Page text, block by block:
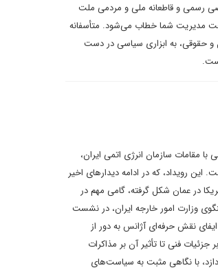
رسمی و قاطعانه ملی و مردمی ملت
تحت مدیریت شما خطاب می‌شود. متأسفانه
حقوقی، به ابزاری سیاسی در دست
مقامات سازمان انرژی اتمی ایران،
رویداد، که در ادامه دیدارهای اخیر
در عمان شکل گرفته، گامی مهم در
وزارت امور خارجه ایران، در نشست
نقش حرفه‌ای آژانس به دور از
فنی تا تأثیر آن بر مذاکرات
با نگاهی مثبت به سیاست‌های